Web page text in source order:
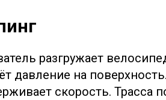
разгружает
давление на
скорость. Трасса